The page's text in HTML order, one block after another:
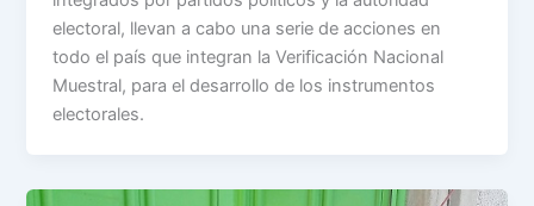
electoral, llevan a cabo una serie de acciones en
todo el país que integran la Verificación Nacional
Muestral, para el desarrollo de los instrumentos
electorales.